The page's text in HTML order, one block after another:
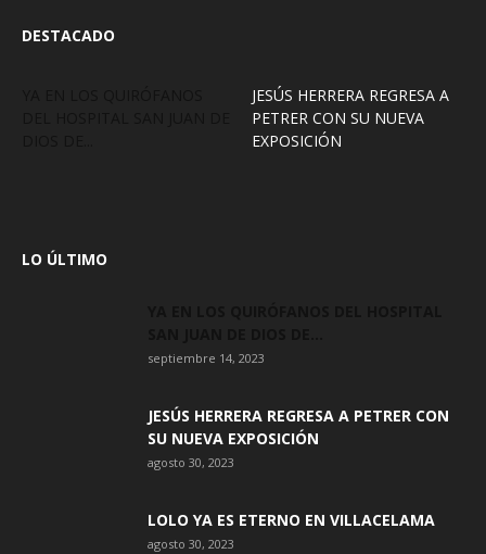
DESTACADO
JESÚS HERRERA REGRESA A
PETRER CON SU NUEVA
EXPOSICIÓN
LO ÚLTIMO
septiembre 14, 2023
JESÚS HERRERA REGRESA A PETRER CON
SU NUEVA EXPOSICIÓN
agosto 30, 2023
LOLO YA ES ETERNO EN VILLACELAMA
agosto 30, 2023